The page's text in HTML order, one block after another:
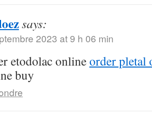
says:
2023 at 9 h 06 min
etodolac onlineorder pletal
buy